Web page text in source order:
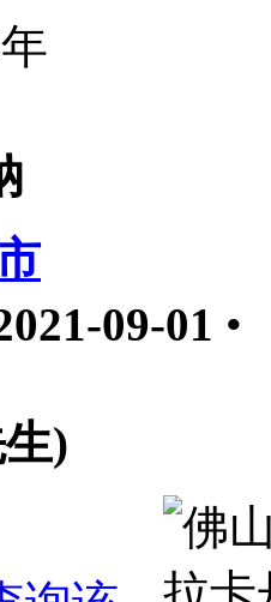
09-01 •
)